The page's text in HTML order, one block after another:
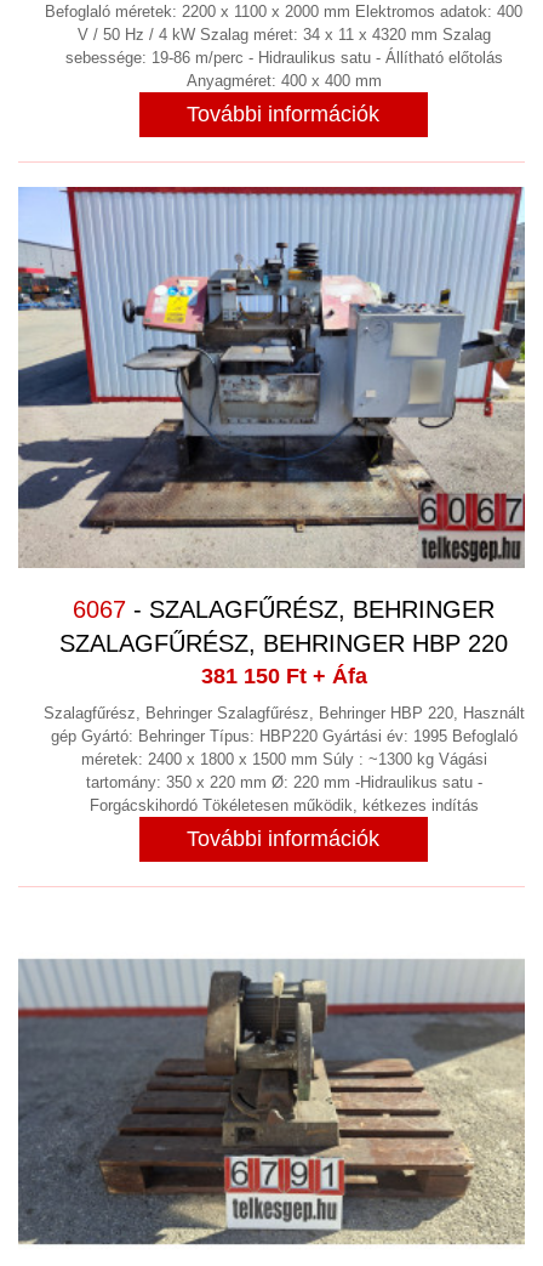
KEVERŐ, MIXER (8)
KIEGYENSÚLYOZÓGÉP (2)
KOMPRESSZOROK (12)
LABORTECHNIKA (5)
LÉGKEZELŐ
LÉGTECHNIKA, SZŰRŐK,
ALKATRÉSZEK, HŰTÉS, FŰTÉS
LINEÁRIS SÍN, CSAPÁGY (3)
LOGISZTIKAI ESZKÖZÖK,
RAKTÁRTECHNIKA (41)
MÁGNESES VASKIVÁLASZTÁS,
VASKIVÁLASZTÓ, FÉMKIVÁLASZTÓ (1)
MÉRLEG, SZALAGMÉRLEG,
MÉRLEGEK,TARTÁLYMÉRLEG (2)
MÉRŐGÉP, KOORDINÁTA MÉRŐGÉP,
MEZŐGAZDASÁG (4)
MŰANYAG, ÉS GUMIIPARI
BERENDEZÉS
(17)
NYOMTATÓK, IPARI NYOMDAGÉPEK
PÁNCÉLSZEKRÉNY, PÁNCÉL
PNEUMATIKA (9)
PORELSZÍVÓ BERENDEZÉSEK,
ELSZÍVÓ BERENDEZÉSEK,
PORSZŰRŐK, PORLEVÁLASZTÓK,
PORKAMRÁK (9)
Befoglaló méretek: 2200 x 1100 x 2000 mm Elektromos adatok: 400
V / 50 Hz / 4 kW Szalag méret: 34 x 11 x 4320 mm Szalag
sebessége: 19-86 m/perc - Hidraulikus satu - Állítható előtolás
Anyagméret: 400 x 400 mm
További információk
6067 - SZALAGFŰRÉSZ, BEHRINGER
SZALAGFŰRÉSZ, BEHRINGER HBP 220
381 150 Ft+ Áfa
Szalagfűrész, Behringer Szalagfűrész, Behringer HBP 220, Használt
gép Gyártó: Behringer Típus: HBP220 Gyártási év: 1995 Befoglaló
méretek: 2400 x 1800 x 1500 mm Súly : ~1300 kg Vágási
tartomány: 350 x 220 mm Ø: 220 mm -Hidraulikus satu -
Forgácskihordó Tökéletesen működik, kétkezes indítás
További információk